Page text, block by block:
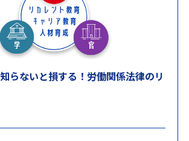
知らないと損する！労働関係法律のリ